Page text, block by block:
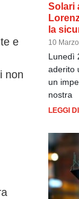
e
non
Solari
la
10
Lunedì
aderito
un
nostra
LEGGI